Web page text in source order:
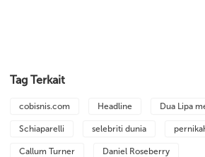
Tag Terkait
cobisnis.com Headline Dua Lipa
Schiaparelli selebriti dunia
Callum Turner Daniel Roseberry